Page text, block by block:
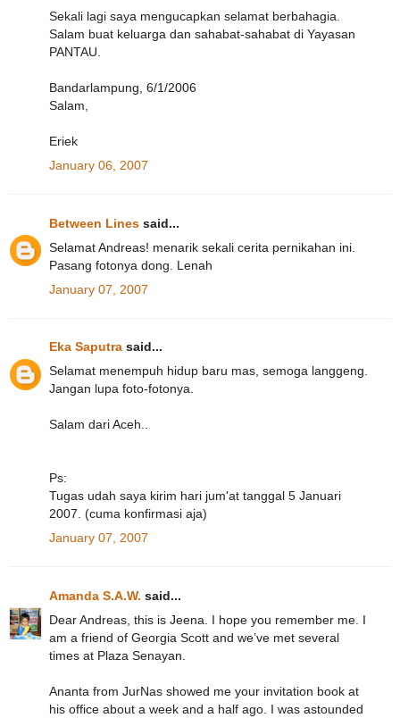
Sekali lagi saya mengucapkan selamat berbahagia.
Salam buat keluarga dan sahabat-sahabat di Yayasan
PANTAU.
Bandarlampung, 6/1/2006
Salam,
Eriek
January 06, 2007
Between Lines said...
Selamat Andreas! menarik sekali cerita pernikahan ini.
Pasang fotonya dong. Lenah
January 07, 2007
Eka Saputra said...
Selamat menempuh hidup baru mas, semoga langgeng.
Jangan lupa foto-fotonya.
Salam dari Aceh..
Ps:
Tugas udah saya kirim hari jum'at tanggal 5 Januari
2007. (cuma konfirmasi aja)
January 07, 2007
Amanda S.A.W. said...
Dear Andreas, this is Jeena. I hope you remember me. I
am a friend of Georgia Scott and we’ve met several
times at Plaza Senayan.
Ananta from JurNas showed me your invitation book at
his office about a week and a half ago. I was astounded